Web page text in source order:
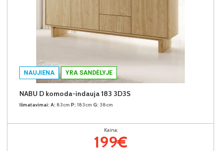
NAUJIENA YRA SANDĖLYJE
NABU D komoda-indauja 183 3D3S
Išmatavimai: A: 83cm P: 183cm G: 38cm
Kaina:
199€